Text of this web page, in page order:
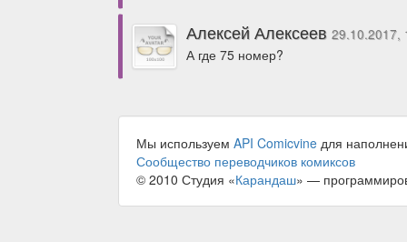
Алексей Алексеев 29.10.2017,
А где 75 номер?
Мы используем API Comicvine для
Сообщество переводчиков комиксов
© 2010 Студия «Карандаш» —